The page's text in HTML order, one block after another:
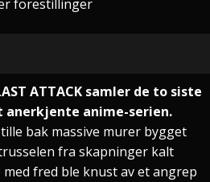
forestillinger
ATTACK samler de to siste
anerkjente anime-serien.
bak massive murer bygget
fra skapninger kalt
fred ble knust av et angrep